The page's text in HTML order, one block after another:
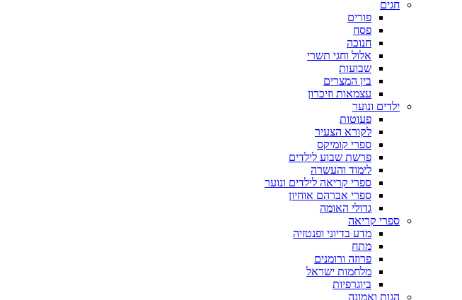
חגים
פורים
פסח
חנוכה
אלול וחגי תשרי
שבועות
בין המצרים
עצמאות וזיכרון
ילדים ונוער
פעוטות
לקורא הצעיר
ספרי קומיקס
פרשת שבוע לילדים
לימוד והעשרה
ספרי קריאה לילדים ונוער
ספרי אברהם אוחיון
גדולי האומה
ספרי קריאה
מדע בדיוני ופנטזיה
מתח
פרוזה ורומנים
מלחמות ישראל
ביוגרפיות
הגות ואמונה